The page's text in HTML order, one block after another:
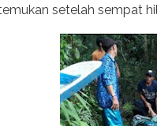
setelah sempat